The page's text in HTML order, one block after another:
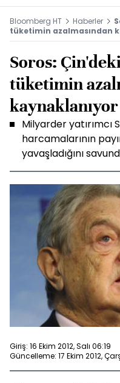
Bloomberg HT Haberler
tüketimin azalmasından
Soros:
tüketimin
kaynaklanıyor
Milyarder yatırımcı
harcamalarının
yavaşladığını
Giriş: 16 Ekim 2012, Salı 06:19
Güncelleme: 17 Ekim 2012,